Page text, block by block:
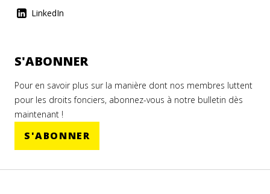
LinkedIn
S'ABONNER
Pour en savoir plus sur la manière dont nos membres luttent
pour les droits fonciers, abonnez-vous à notre bulletin dès
maintenant !
S'ABONNER